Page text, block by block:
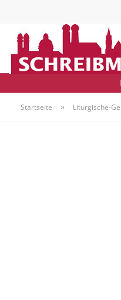
Startseite » Liturgische-